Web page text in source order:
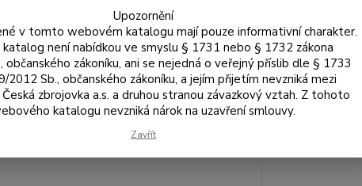
95 Kč
79 Kč bez DPH
Upozornění
v tomto webovém katalogu mají pouze informativní charakter.
není nabídkou ve smyslu § 1731 nebo § 1732 zákona
občanského zákoníku, ani se nejedná o veřejný příslib dle § 1733
2012 Sb., občanského zákoníku, a jejím přijetím nevzniká mezi
zbrojovka a.s. a druhou stranou závazkový vztah. Z tohoto
katalogu nevzniká nárok na uzavření smlouvy.
Zavřít